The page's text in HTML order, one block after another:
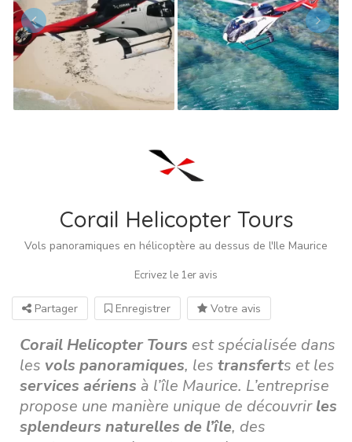
Corail Helicopter Tours
Vols panoramiques en hélicoptère au dessus de l'Ile Maurice
Ecrivez le 1er avis
Partager Enregistrer Votre avis
Corail Helicopter Tours est spécialisée dans
les vols panoramiques, les transferts et les
services aériens à l’île Maurice. L’entreprise
propose une manière unique de découvrirles
splendeurs naturelles de l’île, des